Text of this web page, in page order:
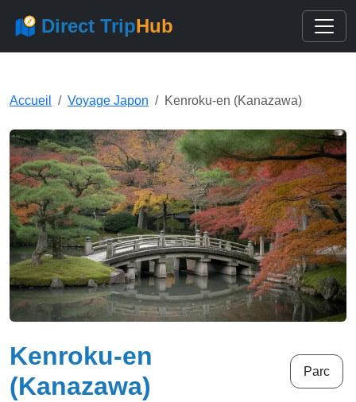
Direct TripHub
Accueil Voyage Japon Kenroku-en (Kanazawa)
Kenroku-en
(Kanazawa)
Parc